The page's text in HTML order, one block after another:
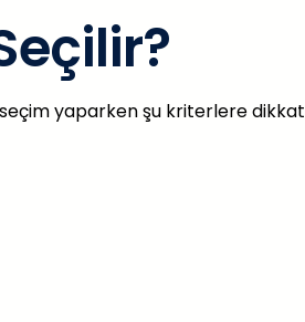
yaparken şu kriterlere dikkat